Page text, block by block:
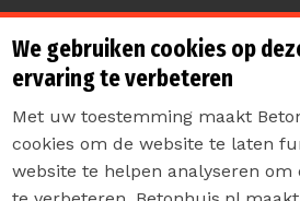
Sterk de
We gebruiken cookies op
ervaring te verbeteren
Met uw toestemming maakt
cookies om de website te laten
website te helpen analyseren om